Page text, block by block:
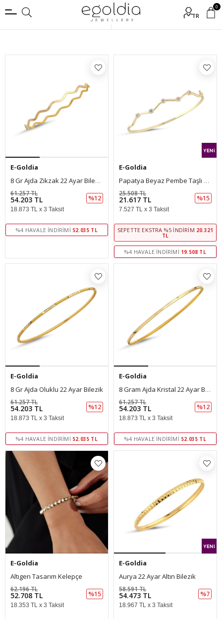
TR
0
E-Goldia
8 Gr Ajda Zikzak 22 Ayar Bilezik
54.203 TL
61.257 TL
%12
18.873 TL x 3 Taksit
%4 HAVALE İNDIRIMI 52.035 TL
E-Goldia
Papatya Beyaz Pembe Taşlı Kelepçe (6*5 Cm 1 Mm)
21.617 TL
25.508 TL
%15
7.527 TL x 3 Taksit
SEPETTE EKSTRA %5 İNDIRIM 20.321
TL
%4 HAVALE İNDIRIMI 19.508 TL
E-Goldia
8 Gr Ajda Oluklu 22 Ayar Bilezik
54.203 TL
61.257 TL
%12
18.873 TL x 3 Taksit
%4 HAVALE İNDIRIMI 52.035 TL
E-Goldia
8 Gram Ajda Kristal 22 Ayar Bilezik
54.203 TL
61.257 TL
%12
18.873 TL x 3 Taksit
%4 HAVALE İNDIRIMI 52.035 TL
E-Goldia
Altıgen Tasarım Kelepçe
52.708 TL
62.196 TL
%15
18.353 TL x 3 Taksit
E-Goldia
Aurya 22 Ayar Altın Bilezik
54.473 TL
58.591 TL
%7
18.967 TL x 3 Taksit